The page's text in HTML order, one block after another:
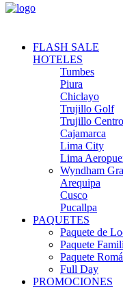
FLASH SALE
HOTELES
Tumbes
Piura
Chiclayo
Trujillo Golf
Trujillo Centro
Cajamarca
Lima City
Lima
Wyndham
Arequipa
Cusco
Pucallpa
PAQUETES
Paquete de
Paquete
Paquete
Full Day
PROMOCIONES